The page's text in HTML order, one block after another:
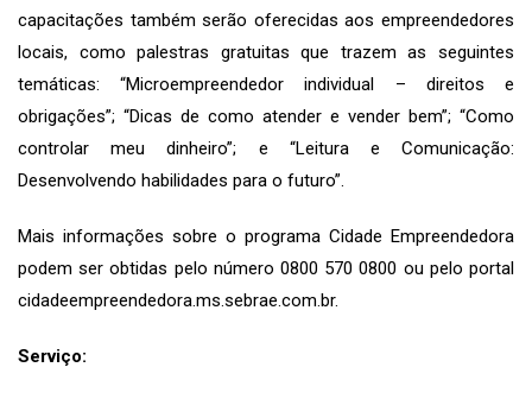
capacitações também serão oferecidas aos empreendedores
locais, como palestras gratuitas que trazem as seguintes
temáticas: “Microempreendedor individual – direitos e
obrigações”; “Dicas de como atender e vender bem”; “Como
controlar meu dinheiro”; e “Leitura e Comunicação:
Desenvolvendo habilidades para o futuro”.
Mais informações sobre o programa Cidade Empreendedora
podem ser obtidas pelo número 0800 570 0800 ou pelo portal
cidadeempreendedora.ms.sebrae.com.br.
Serviço: